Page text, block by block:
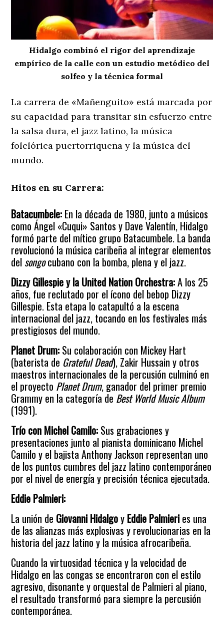
Hidalgo combinó el rigor del aprendizaje
empírico de la calle con un estudio metódico del
solfeo y la técnica formal
La carrera de «Mañenguito» está marcada por
su capacidad para transitar sin esfuerzo entre
la salsa dura, el jazz latino, la música
folclórica puertorriqueña y la música del
mundo.
Hitos en su Carrera:
Batacumbele: En la década de 1980, junto a músicos
como Ángel «Cuqui» Santos y Dave Valentín, Hidalgo
formó parte del mítico grupo Batacumbele. La banda
revolucionó la música caribeña al integrar elementos
del songocubano con la bomba, plena y el jazz.
Dizzy Gillespie y la United Nation Orchestra:A los 25
años, fue reclutado por el ícono del bebop Dizzy
Gillespie. Esta etapa lo catapultó a la escena
internacional del jazz, tocando en los festivales más
prestigiosos del mundo.
Planet Drum: Su colaboración con Mickey Hart
(baterista de Grateful Dead), Zakir Hussain y otros
maestros internacionales de la percusión culminó en
el proyecto Planet Drum, ganador del primer premio
Grammy en la categoría de Best World Music Album
(1991).
Trío con Michel Camilo: Sus grabaciones y
presentaciones junto al pianista dominicano Michel
Camilo y el bajista Anthony Jackson representan uno
de los puntos cumbres del jazz latino contemporáneo
por el nivel de energía y precisión técnica ejecutada.
Eddie Palmieri:
La unión de Giovanni Hidalgoy Eddie Palmieri es una
de las alianzas más explosivas y revolucionarias en la
historia del jazz latino y la música afrocaribeña.
Cuando la virtuosidad técnica y la velocidad de
Hidalgo en las congas se encontraron con el estilo
agresivo, disonante y orquestal de Palmieri al piano,
el resultado transformó para siempre la percusión
contemporánea.